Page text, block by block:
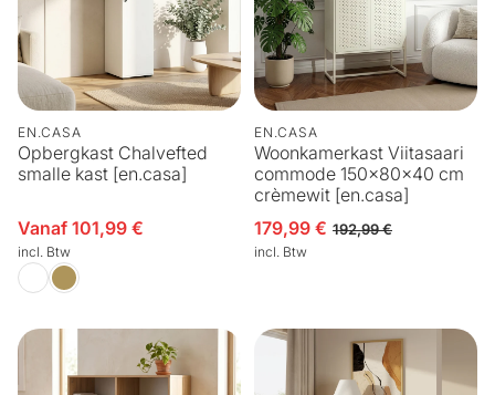
EN.CASA
Opbergkast Chalvefted
smalle kast [en.casa]
Aanbiedingsprijs
Vanaf 101,99 €
incl. Btw
EN.CASA
Woonkamerkast Viitasaari
commode 150x80x40 cm
crèmewit [en.casa]
Aanbiedingsprijs
179,99 €
Normale prijs
192,99 €
incl. Btw